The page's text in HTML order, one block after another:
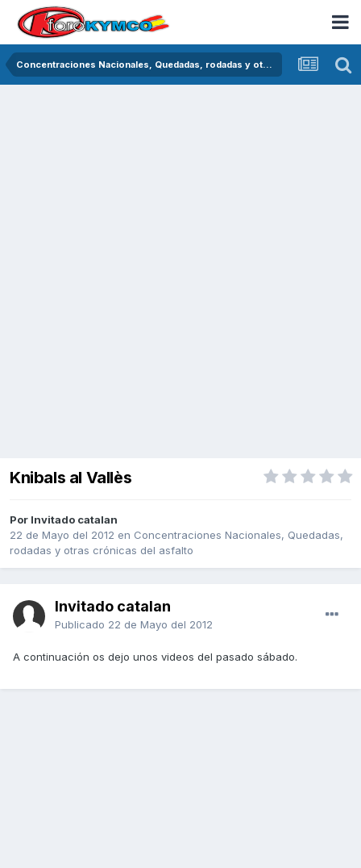
Concentraciones Nacionales, Quedadas, rodadas y otras crónicas del asfalto
Knibals al Vallès
Por Invitado catalan
22 de Mayo del 2012 en Concentraciones Nacionales, Quedadas,
rodadas y otras crónicas del asfalto
Invitado catalan
Publicado 22 de Mayo del 2012
A continuación os dejo unos videos del pasado sábado.